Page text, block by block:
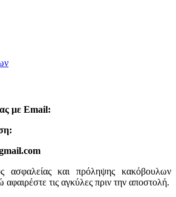
με Email:
ασφαλείας και πρόληψης κακόβουλων
τις αγκύλες πριν την αποστολή.